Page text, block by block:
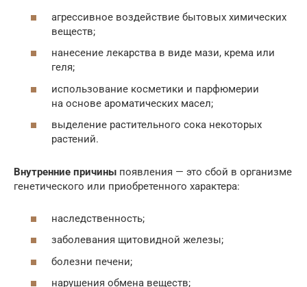
агрессивное воздействие бытовых химических
веществ;
нанесение лекарства в виде мази, крема или
геля;
использование косметики и парфюмерии
на основе ароматических масел;
выделение растительного сока некоторых
растений.
Внутренние причины появления — это сбой в организме
генетического или приобретенного характера:
наследственность;
заболевания щитовидной железы;
болезни печени;
нарушения обмена веществ;